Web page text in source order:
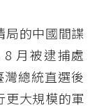
局的中國間諜
月被逮捕處
總統直選後
更大規模的軍